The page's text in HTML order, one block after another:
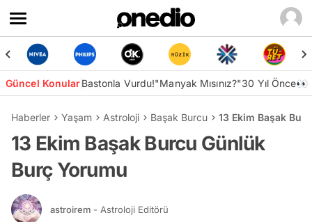
Güncel KonularBastonla Vurdu!"Manyak Mısınız?"30 Yıl Önce👀
Haberler Yaşam Astroloji Başak Burcu 13 Ekim Başak
13 Ekim Başak Burcu Günlük
Burç Yorumu
astroirem - Astroloji Editörü